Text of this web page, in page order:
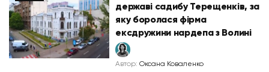
державі садибу Терещенків, за
яку боролася фірма
ексдружини нардепа з Волині
Автор: Оксана Коваленко